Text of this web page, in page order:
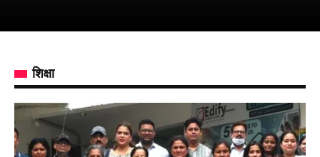
शिक्षा